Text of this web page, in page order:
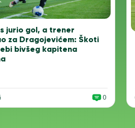
jurio gol, a trener
za Dragojevićem: Škoti
bivšeg kapitena
0